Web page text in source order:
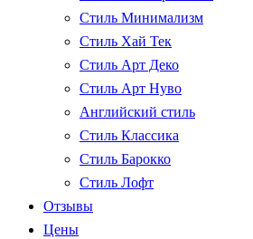
Стиль Минимализм
Стиль Хай Тек
Стиль Арт Деко
Стиль Арт Нуво
Английский стиль
Стиль Классика
Стиль Барокко
Стиль Лофт
Отзывы
Цены